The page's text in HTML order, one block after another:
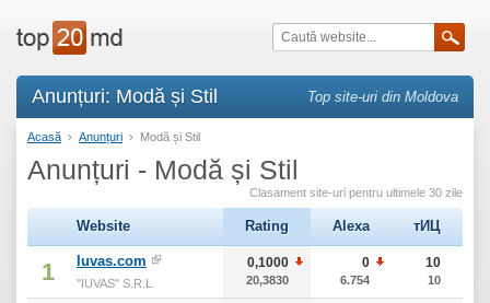
Anunțuri: Modă și Stil Top site-uri din Moldova
Acasă › Anunțuri › Modă și Stil
Anunțuri - Modă și Stil
Clasament site-uri pentru ultimele 30 zile
Website Rating Alexa тИЦ
1 Iuvas.com
"IUVAS" S.R.L.
0,1000
20,3830
0
6.754
10
10